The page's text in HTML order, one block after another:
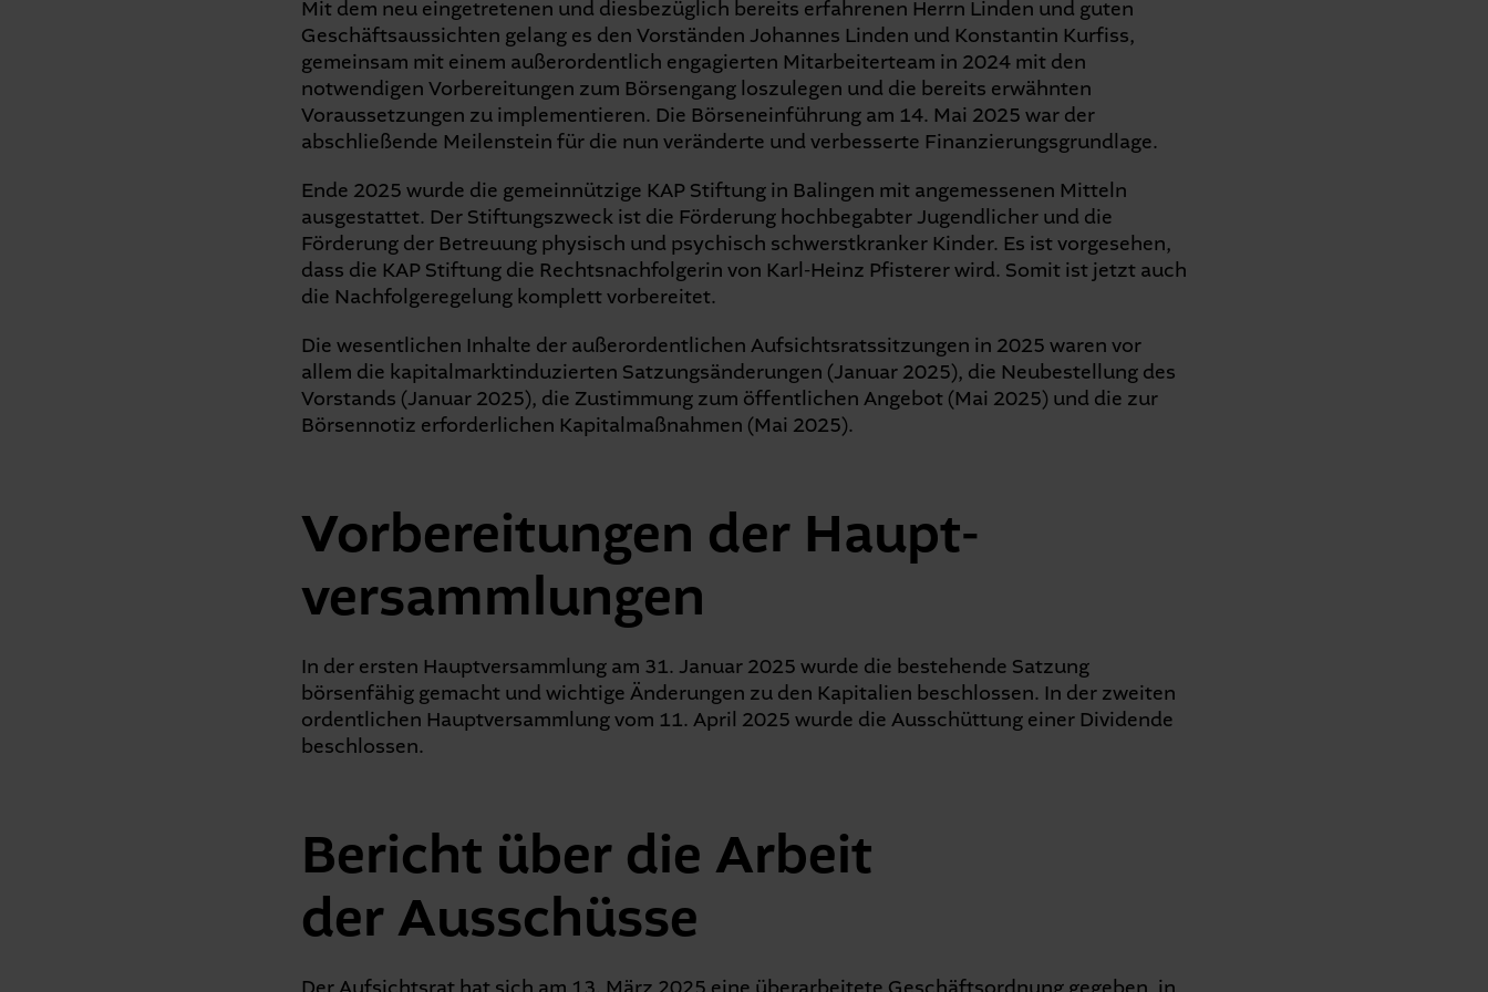
Mit dem neu eingetretenen und diesbezüglich bereits erfahrenen Herrn Linden und guten
Geschäftsaussichten gelang es den Vorständen Johannes Linden und Konstantin Kurfiss,
gemeinsam mit einem außerordentlich engagierten Mitarbeiterteam in 2024 mit den
notwendigen Vorbereitungen zum Börsengang loszulegen und die bereits erwähnten
Voraussetzungen zu implementieren. Die Börseneinführung am 14. Mai 2025 war der
abschließende Meilenstein für die nun veränderte und verbesserte Finanzierungsgrundlage.
Ende 2025 wurde die gemeinnützige KAP Stiftung in Balingen mit angemessenen Mitteln
ausgestattet. Der Stiftungszweck ist die Förderung hochbegabter Jugendlicher und die
Förderung der Betreuung physisch und psychisch schwerstkranker Kinder. Es ist vorgesehen,
dass die KAP Stiftung die Rechtsnachfolgerin von Karl-Heinz Pfisterer wird. Somit ist jetzt auch
die Nachfolgeregelung komplett vorbereitet.
Die wesentlichen Inhalte der außerordentlichen Aufsichtsratssitzungen in 2025 waren vor
allem die kapitalmarktinduzierten Satzungsänderungen (Januar 2025), die Neubestellung des
Vorstands (Januar 2025), die Zustimmung zum öffentlichen Angebot (Mai 2025) und die zur
Börsennotiz erforderlichen Kapitalmaßnahmen (Mai 2025).
Vorbereitungen der Haupt­
versammlungen
In der ersten Hauptversammlung am 31. Januar 2025 wurde die bestehende Satzung
börsenfähig gemacht und wichtige Änderungen zu den Kapitalien beschlossen. In der zweiten
ordentlichen Hauptversammlung vom 11. April 2025 wurde die Ausschüttung einer Dividende
beschlossen.
Bericht über die Arbeit
der Ausschüsse